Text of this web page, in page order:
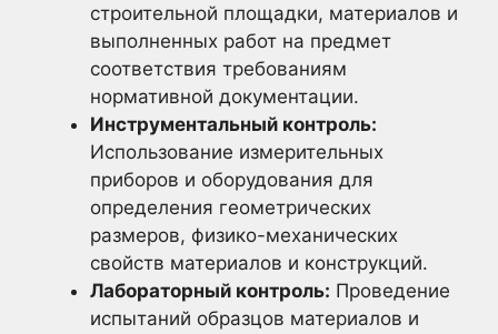
строительной площадки, материалов и
выполненных работ на предмет
соответствия требованиям
нормативной документации.
Инструментальный контроль:
Использование измерительных
приборов и оборудования для
определения геометрических
размеров, физико-механических
свойств материалов и конструкций.
Лабораторный контроль: Проведение
испытаний образцов материалов и